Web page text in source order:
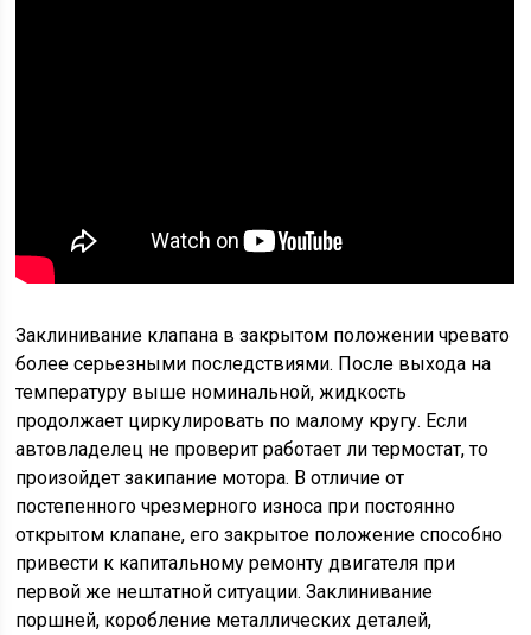
Заклинивание клапана в закрытом положении чревато
более серьезными последствиями. После выхода на
температуру выше номинальной, жидкость
продолжает циркулировать по малому кругу. Если
автовладелец не проверит работает ли термостат, то
произойдет закипание мотора. В отличие от
постепенного чрезмерного износа при постоянно
открытом клапане, его закрытое положение способно
привести к капитальному ремонту двигателя при
первой же нештатной ситуации. Заклинивание
поршней, коробление металлических деталей,